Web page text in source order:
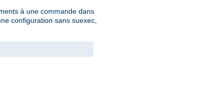
à une commande dans
configuration sans suexec,